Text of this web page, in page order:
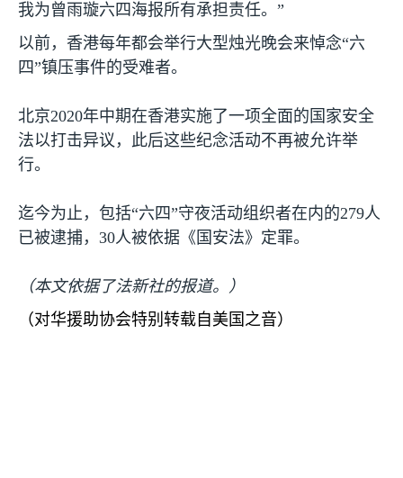
我为曾雨璇六四海报所有承担责任。”
以前，香港每年都会举行大型烛光晚会来悼念“六
四”镇压事件的受难者。
北京2020年中期在香港实施了一项全面的国家安全
法以打击异议，此后这些纪念活动不再被允许举
行。
迄今为止，包括“六四”守夜活动组织者在内的279人
已被逮捕， 30人被依据《国安法》定罪。
（本文依据了法新社的报道。）
（对华援助协会特别转载自美国之音）